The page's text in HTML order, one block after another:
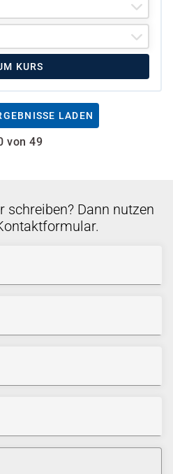
KURS
LADEN
von 49
schreiben? Dann nutzen